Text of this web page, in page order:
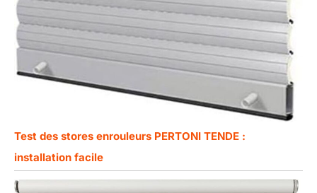
Test des stores enrouleurs PERTONI TENDE :
installation facile